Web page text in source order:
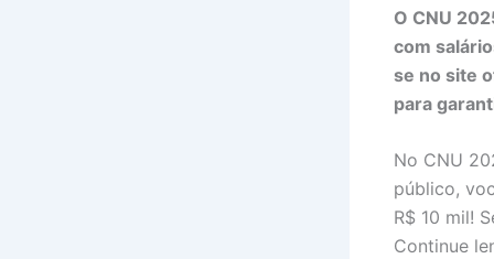
O CNU
com
se no site
para
No CNU
público,
R$ 10 mil!
Continue